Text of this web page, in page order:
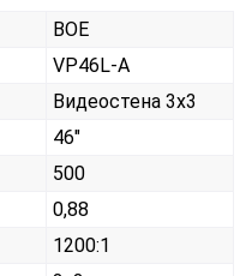
BOE
VP46L-A
Видеостена 3х3
46"
500
0,88
1200:1